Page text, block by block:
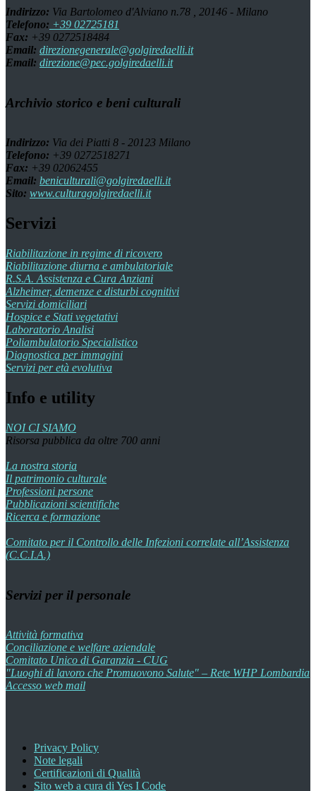
Indirizzo: Via Bartolomeo d'Alviano n.78 , 20146 - Milano
Telefono: +39 02725181
Fax: +39 0272518484
Email: direzionegenerale@golgiredaelli.it
Email: direzione@pec.golgiredaelli.it
Archivio storico e beni culturali
Indirizzo: Via dei Piatti 8 - 20123 Milano
Telefono: +39 0272518271
Fax: +39 02062455
Email: beniculturali@golgiredaelli.it
Sito: www.culturagolgiredaelli.it
Servizi
Riabilitazione in regime di ricovero
Riabilitazione diurna e ambulatoriale
R.S.A. Assistenza e Cura Anziani
Alzheimer, demenze e disturbi cognitivi
Servizi domiciliari
Hospice e Stati vegetativi
Laboratorio Analisi
Poliambulatorio Specialistico
Diagnostica per immagini
Servizi per età evolutiva
Info e utility
NOI CI SIAMO
Risorsa pubblica da oltre 700 anni
La nostra storia
Il patrimonio culturale
Professioni persone
Pubblicazioni scientifiche
Ricerca e formazione
Comitato per il Controllo delle Infezioni correlate all’Assistenza
(C.C.I.A.)
Servizi per il personale
Attività formativa
Conciliazione e welfare aziendale
Comitato Unico di Garanzia - CUG
"Luoghi di lavoro che Promuovono Salute" – Rete WHP Lombardia
Accesso web mail
Privacy Policy
Note legali
Certificazioni di Qualità
Sito web a cura di Yes I Code